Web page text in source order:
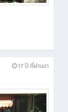
17 ปี ที่ผ่านมา